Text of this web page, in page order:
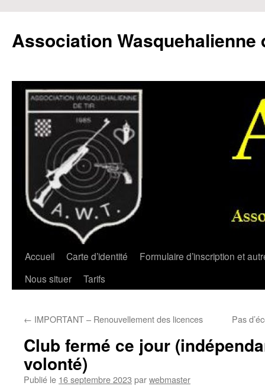
contenu
Association Wasquehalienne
Accueil Carte d’identité
Formulaire d’inscription et
Nous situer
Tarifs
← IMPORTANT – Renouvellement des licences Pas
Club fermé ce jour
volonté)
Publié le 16 septembre 2023 parwebmaster